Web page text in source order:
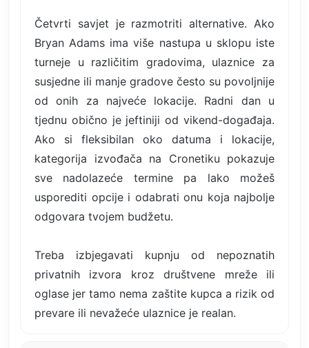
Četvrti savjet je razmotriti alternative. Ako
Bryan Adams ima više nastupa u sklopu iste
turneje u različitim gradovima, ulaznice za
susjedne ili manje gradove često su povoljnije
od onih za najveće lokacije. Radni dan u
tjednu obično je jeftiniji od vikend-događaja.
Ako si fleksibilan oko datuma i lokacije,
kategorija izvođača na Cronetiku pokazuje
sve nadolazeće termine pa lako možeš
usporediti opcije i odabrati onu koja najbolje
odgovara tvojem budžetu.
Treba izbjegavati kupnju od nepoznatih
privatnih izvora kroz društvene mreže ili
oglase jer tamo nema zaštite kupca a rizik od
prevare ili nevažeće ulaznice je realan.